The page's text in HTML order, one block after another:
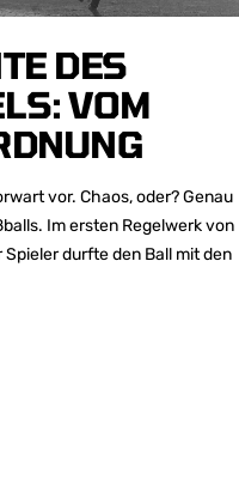
DES
VOM
vor. Chaos, oder? Genau
Im ersten Regelwerk von
durfte den Ball mit den